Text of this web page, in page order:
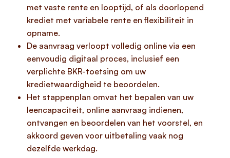
met vaste rente en looptijd, of als doorlopend
krediet met variabele rente en flexibiliteit in
opname.
De aanvraag verloopt volledig online via een
eenvoudig digitaal proces, inclusief een
verplichte BKR-toetsing om uw
kredietwaardigheid te beoordelen.
Het stappenplan omvat het bepalen van uw
leencapaciteit, online aanvraag indienen,
ontvangen en beoordelen van het voorstel, en
akkoord geven voor uitbetaling vaak nog
dezelfde werkdag.